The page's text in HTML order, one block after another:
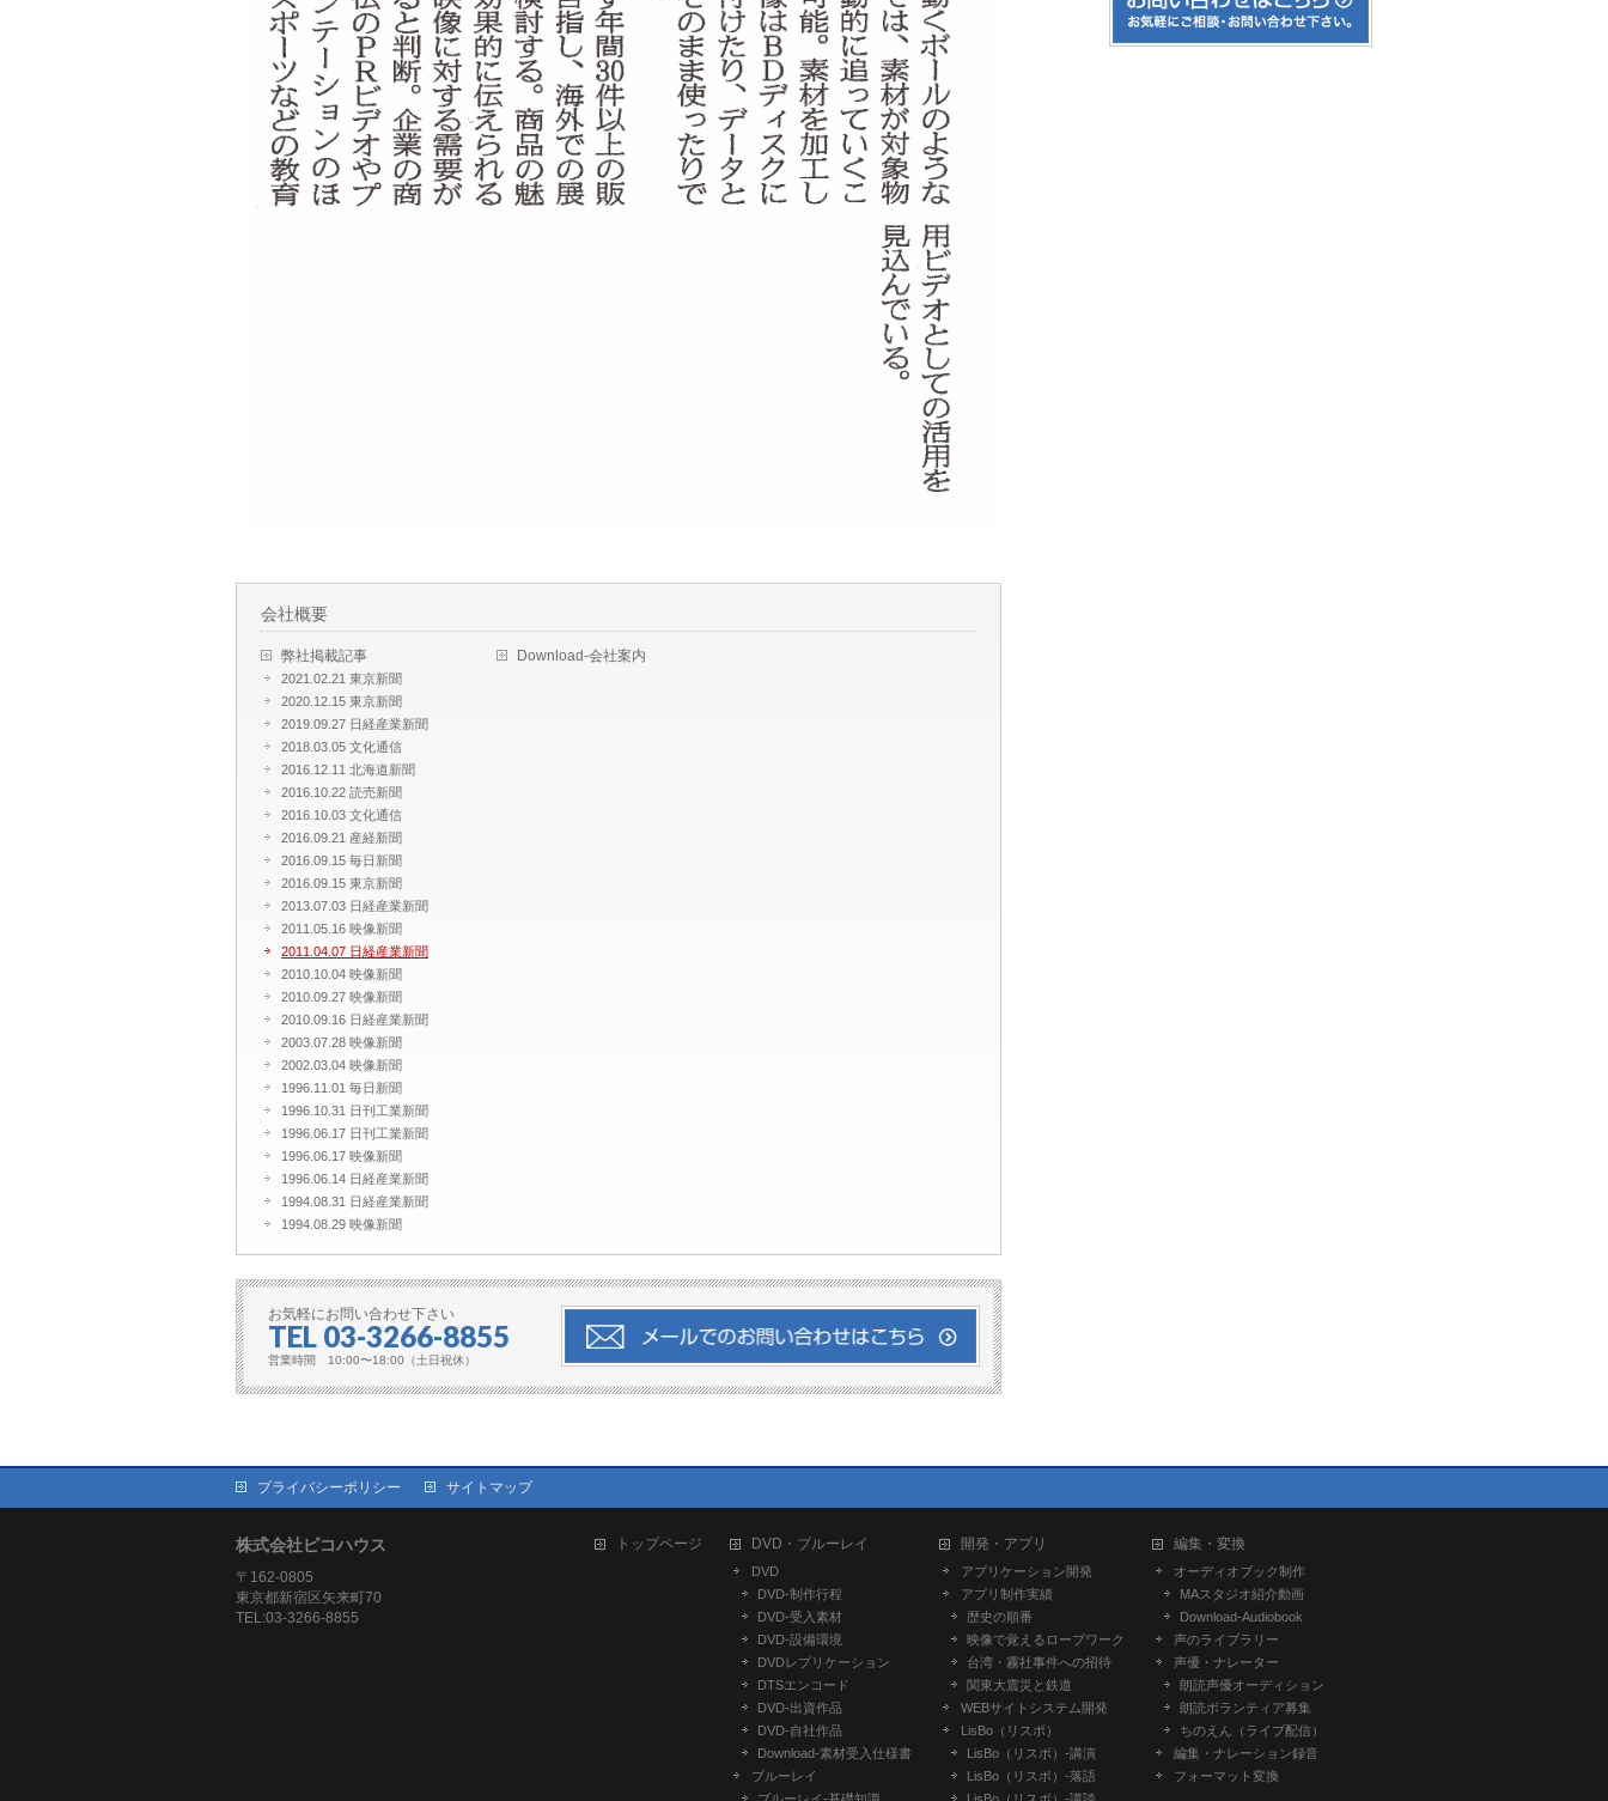
会社概要
弊社掲載記事
2021.02.21 東京新聞
2020.12.15 東京新聞
2019.09.27 日経産業新聞
2018.03.05 文化通信
2016.12.11 北海道新聞
2016.10.22 読売新聞
2016.10.03 文化通信
2016.09.21 産経新聞
2016.09.15 毎日新聞
2016.09.15 東京新聞
2013.07.03 日経産業新聞
2011.05.16 映像新聞
2011.04.07 日経産業新聞
2010.10.04 映像新聞
2010.09.27 映像新聞
2010.09.16 日経産業新聞
2003.07.28 映像新聞
2002.03.04 映像新聞
1996.11.01 毎日新聞
1996.10.31 日刊工業新聞
1996.06.17 日刊工業新聞
1996.06.17 映像新聞
1996.06.14 日経産業新聞
1994.08.31 日経産業新聞
1994.08.29 映像新聞
Download-会社案内
お気軽にお問い合わせ下さい
TEL 03-3266-8855
営業時間 10:00〜18:00（土日祝休）
プライバシーポリシー サイトマップ
株式会社ピコハウス
〒162-0805
東京都新宿区矢来町70
TEL:03-3266-8855
トップページ DVD・ブルーレイ
DVD
DVD-制作行程
DVD-受入素材
DVD-設備環境
DVDレプリケーション
DTSエンコード
DVD-出資作品
DVD-自社作品
​Download-素材受入仕様書
ブルーレイ
開発・アプリ
アプリケーション開発
アプリ制作実績
歴史の順番
映像で覚えるロープワーク
台湾・霧社事件への招待
関東大震災と鉄道
WEBサイトシステム開発
LisBo（リスボ）
LisBo（リスボ）-講演
LisBo（リスボ）-落語
編集・変換
オーディオブック制作
MAスタジオ紹介動画
Download-Audiobook
声のライブラリー
声優・ナレーター
朗読声優オーディション
朗読ボランティア募集
ちのえん（ライブ配信）
編集・ナレーション録音
フォーマット変換